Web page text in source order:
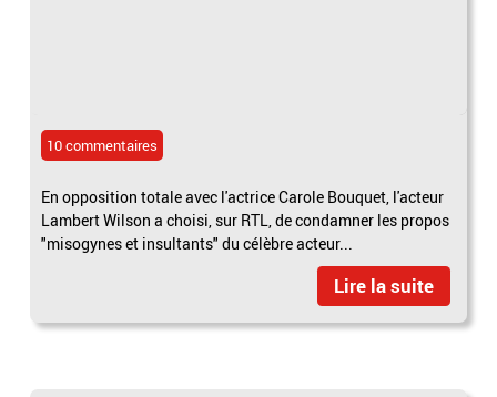
10 commentaires
En opposition totale avec l'actrice Carole Bouquet, l'acteur
Lambert Wilson a choisi, sur RTL, de condamner les propos
"misogynes et insultants" du célèbre acteur...
Lire la suite